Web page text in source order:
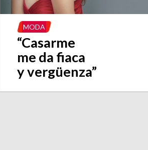
MODA
“Casarme
me da fiaca
y vergüenza”